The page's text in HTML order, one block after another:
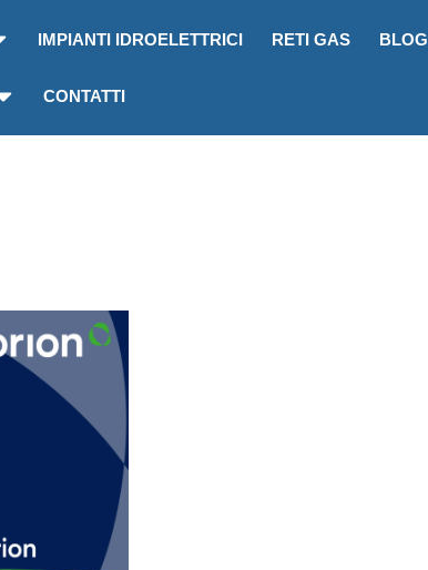
IMPIANTI IDROELETTRICI RETI GAS BLOG
CONTATTI